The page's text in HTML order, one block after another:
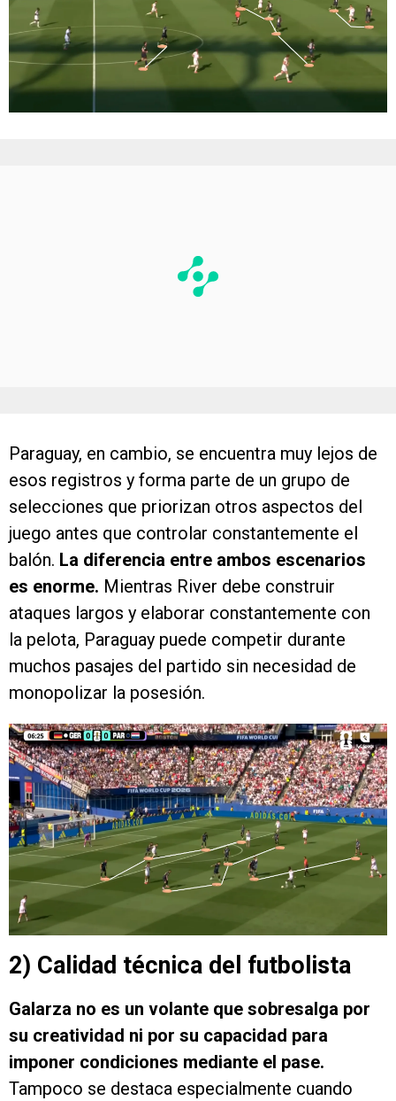
Paraguay, en cambio, se encuentra muy lejos de
esos registros y forma parte de un grupo de
selecciones que priorizan otros aspectos del
juego antes que controlar constantemente el
balón. La diferencia entre ambos escenarios
es enorme. Mientras River debe construir
ataques largos y elaborar constantemente con
la pelota, Paraguay puede competir durante
muchos pasajes del partido sin necesidad de
monopolizar la posesión.
2) Calidad técnica del futbolista
Galarza no es un volante que sobresalga por
su creatividad ni por su capacidad para
imponer condiciones mediante el pase.
Tampoco se destaca especialmente cuando